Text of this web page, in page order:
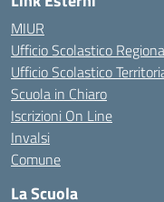
MIUR
Ufficio Scolastico
Ufficio Scolastico
Scuola in Chiaro
Iscrizioni On Line
Invalsi
Comune
La Scuola